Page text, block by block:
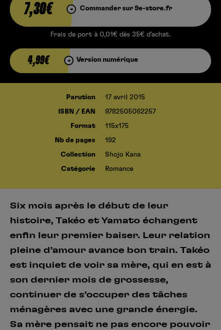
7,30€ Commander sur 9e-store.fr
Frais de port à 0,01€ dès 35€ d’achat.
4,99€ Version numérique
Parution 17 avril 2015
ISBN / EAN 9782505062257
Format 115x175
Nb de pages 192
Collection Shojo Kana
Catégorie Romance
Six mois après le début de leur
histoire, Takéo et Yamato échangent
enfin leur premier baiser. Leur relation
pleine d’amour avance bon train. Takéo
est inquiet de voir sa mère, qui en est à
son dernier mois de grossesse,
continuer de s’occuper des tâches
ménagères avec une grande énergie.
Sa mère pensait ne pas encore pouvoir